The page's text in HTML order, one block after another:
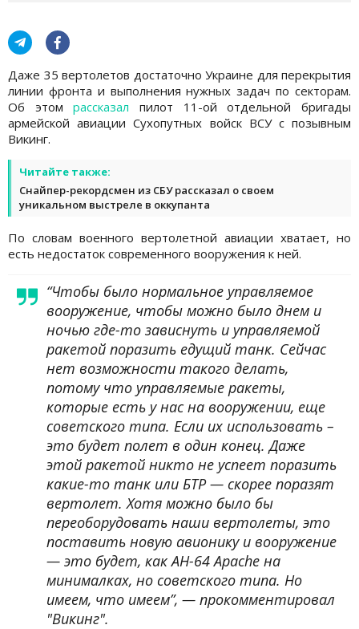
Даже 35 вертолетов достаточно Украине для перекрытия
линии фронта и выполнения нужных задач по секторам.
Об этомрассказал пилот 11-ой отдельной бригады
армейской авиации Сухопутных войск ВСУ с позывным
Викинг.
Читайте также:
Снайпер-рекордсмен из СБУ рассказал о своем
уникальном выстреле в оккупанта
По словам военного вертолетной авиации хватает, но
есть недостаток современного вооружения к ней.
“Чтобы было нормальное управляемое
вооружение, чтобы можно было днем и
ночью где-то зависнуть и управляемой
ракетой поразить едущий танк. Сейчас
нет возможности такого делать,
потому что управляемые ракеты,
которые есть у нас на вооружении, еще
советского типа. Если их использовать –
это будет полет в один конец. Даже
этой ракетой никто не успеет поразить
какие-то танк или БТР — скорее поразят
вертолет. Хотя можно было бы
переоборудовать наши вертолеты, это
поставить новую авионику и вооружение
— это будет, как AH-64 Apache на
минималках, но советского типа. Но
имеем, что имеем”, — прокомментировал
"Викинг".